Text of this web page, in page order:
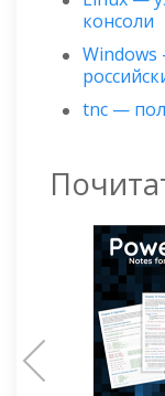
консоли
Windows
tnc —